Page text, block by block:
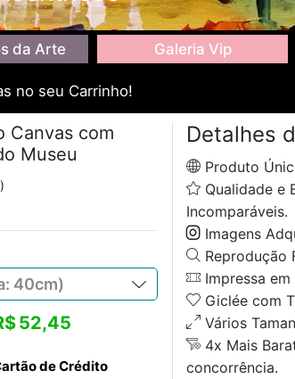
da Arte Galeria Vip
no seu Carrinho!
Canvas com
Museu
52,45
de Crédito
Detalhes
Produto
Qualidade e
Incomparáveis.
Imagens
Reprodução
Impressa em
Giclée com
Vários
4x Mais
concorrência.